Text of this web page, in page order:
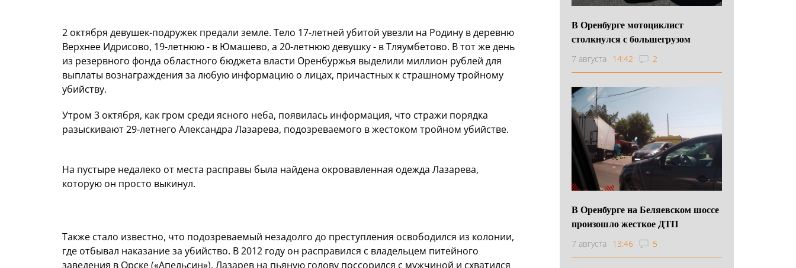
2 октября девушек-подружек предали земле. Тело 17-летней убитой увезли на Родину в деревню
Верхнее Идрисово, 19-летнюю - в Юмашево, а 20-летнюю девушку - в Тляумбетово. В тот же день
из резервного фонда областного бюджета власти Оренбуржья выделили миллион рублей для
выплаты вознаграждения за любую информацию о лицах, причастных к страшному тройному
убийству.
Утром 3 октября, как гром среди ясного неба, появилась информация, что стражи порядка
разыскивают 29-летнего Александра Лазарева, подозреваемого в жестоком тройном убийстве.
На пустыре недалеко от места расправы была найдена окровавленная одежда Лазарева,
которую он просто выкинул.
Также стало известно, что подозреваемый незадолго до преступления освободился из колонии,
где отбывал наказание за убийство. В 2012 году он расправился с владельцем питейного
заведения в Орске («Апельсин»). Лазарев на пьяную голову поссорился с мужчиной и схватился
В Оренбурге мотоциклист
столкнулся с большегрузом
7 августа 14:42 2
В Оренбурге на Беляевском шоссе
произошло жесткое ДТП
7 августа 13:46 5